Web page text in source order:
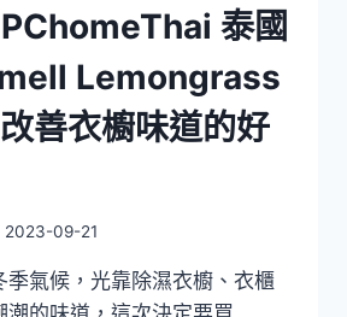
泰國
Lemongrass
善衣櫥味道的好
2023-09-21
季氣候，光靠除濕衣櫥、衣櫃